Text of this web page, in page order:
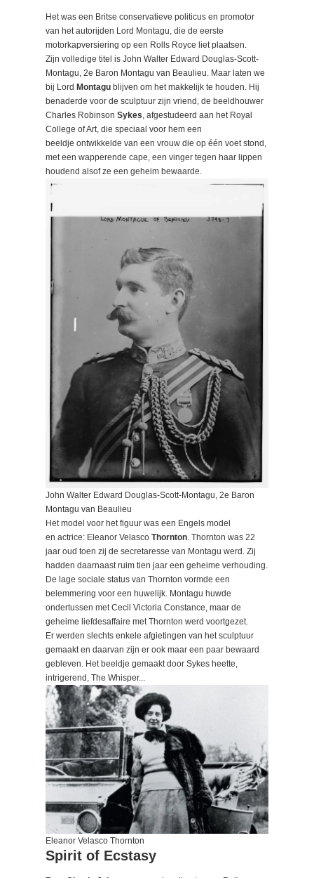
Het was een Britse conservatieve politicus en promotor
van het autorijden Lord Montagu, die de eerste
motorkapversiering op een Rolls Royce liet plaatsen.
Zijn volledige titel is John Walter Edward Douglas-Scott-
Montagu, 2e Baron Montagu van Beaulieu. Maar laten we
bij Lord Montagu blijven om het makkelijk te houden. Hij
benaderde voor de sculptuur zijn vriend, de beeldhouwer
Charles Robinson Sykes , afgestudeerd aan het Royal
College of Art, die speciaal voor hem een
beeldje ontwikkelde van een vrouw die op één voet stond,
met een wapperende cape, een vinger tegen haar lippen
houdend alsof ze een geheim bewaarde.
John Walter Edward Douglas-Scott-Montagu, 2e Baron
Montagu van Beaulieu
Het model voor het figuur was een Engels model
en actrice: Eleanor Velasco Thornton . Thornton was 22
jaar oud toen zij de secretaresse van Montagu werd. Zij
hadden daarnaast ruim tien jaar een geheime verhouding.
De lage sociale status van Thornton vormde een
belemmering voor een huwelijk. Montagu huwde
ondertussen met Cecil Victoria Constance, maar de
geheime liefdesaffaire met Thornton werd voortgezet.
Er werden slechts enkele afgietingen van het sculptuur
gemaakt en daarvan zijn er ook maar een paar bewaard
gebleven. Het beeldje gemaakt door Sykes heette,
intrigerend, The Whisper...
Eleanor Velasco Thornton
Spirit of Ecstasy